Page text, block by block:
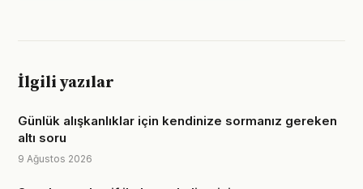
İlgili yazılar
Günlük alışkanlıklar için kendinize sormanız gereken
altı soru
9 Ağustos 2026